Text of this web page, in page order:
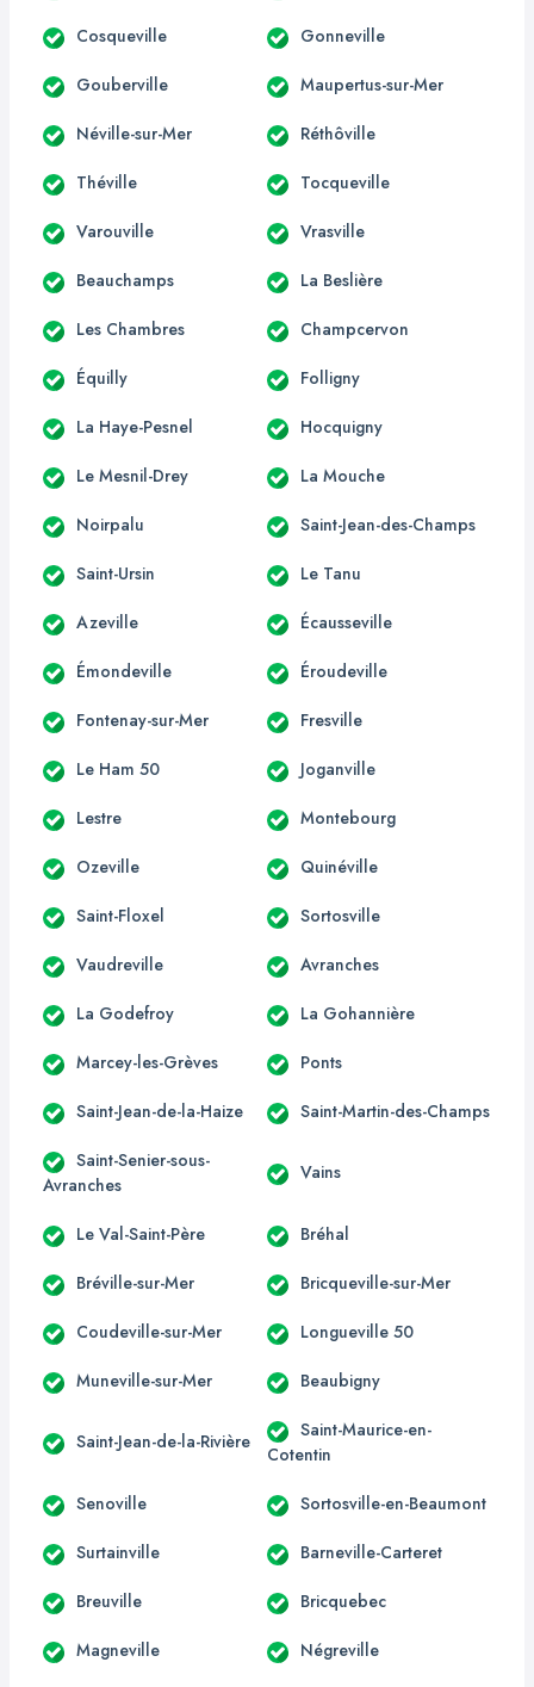
Cosqueville Gonneville
Gouberville Maupertus-sur-Mer
Néville-sur-Mer Réthôville
Théville Tocqueville
Varouville Vrasville
Beauchamps La Beslière
Les Chambres Champcervon
Équilly Folligny
La Haye-Pesnel Hocquigny
Le Mesnil-Drey La Mouche
Noirpalu Saint-Jean-des-Champs
Saint-Ursin Le Tanu
Azeville Écausseville
Émondeville Éroudeville
Fontenay-sur-Mer Fresville
Le Ham 50 Joganville
Lestre Montebourg
Ozeville Quinéville
Saint-Floxel Sortosville
Vaudreville Avranches
La Godefroy La Gohannière
Marcey-les-Grèves Ponts
Saint-Jean-de-la-Haize Saint-Martin-des-Champs
Saint-Senier-sous-
Avranches
Vains
Le Val-Saint-Père Bréhal
Bréville-sur-Mer Bricqueville-sur-Mer
Coudeville-sur-Mer Longueville 50
Muneville-sur-Mer Beaubigny
Saint-Jean-de-la-Rivière
Saint-Maurice-en-
Cotentin
Senoville Sortosville-en-Beaumont
Surtainville Barneville-Carteret
Breuville Bricquebec
Magneville Négreville